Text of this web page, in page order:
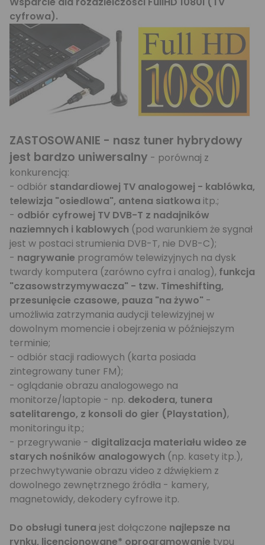
cyfrowa).
ZASTOSOWANIE - nasz tuner hybrydowy
jest bardzo uniwersalny - porównaj z
konkurencją:
- odbiór standardiowej TV analogowej - kablówka,
telewizja "osiedlowa", antena siatkowa itp.;
- odbiór cyfrowej TV DVB-T z nadajników
naziemnych i kablowych (pod warunkiem że sygnał
jest w postaci strumienia DVB-T, nie DVB-C);
- nagrywanie programów telewizyjnych na dysk
twardy komputera (zarówno cyfra i analog), funkcja
"czasowstrzymywacza" - tzw. Timeshifting,
przesunięcie czasowe, pauza "na żywo" -
umożliwia zatrzymania audycji telewizyjnej w
dowolnym momencie i obejrzenia w późniejszym
terminie;
- odbiór stacji radiowych (karta posiada
zintegrowany tuner FM);
- oglądanie obrazu analogowego na
monitorze/laptopie - np. dekodera, tunera
satelitarengo, z konsoli do gier (Playstation),
monitoringu itp.;
- przegrywanie - digitalizacja materiału wideo ze
starych nośników analogowych (np. kasety itp.),
przechwytywanie obrazu video z dźwiękiem z
dowolnego zewnętrznego źródła - kamery,
magnetowidy, dekodery cyfrowe itp.
Do obsługi tunera jest dołączone najlepsze na
rynku, licencjonowane* oprogramowanie typu